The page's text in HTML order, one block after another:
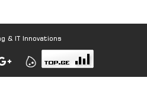
& IT Innovations